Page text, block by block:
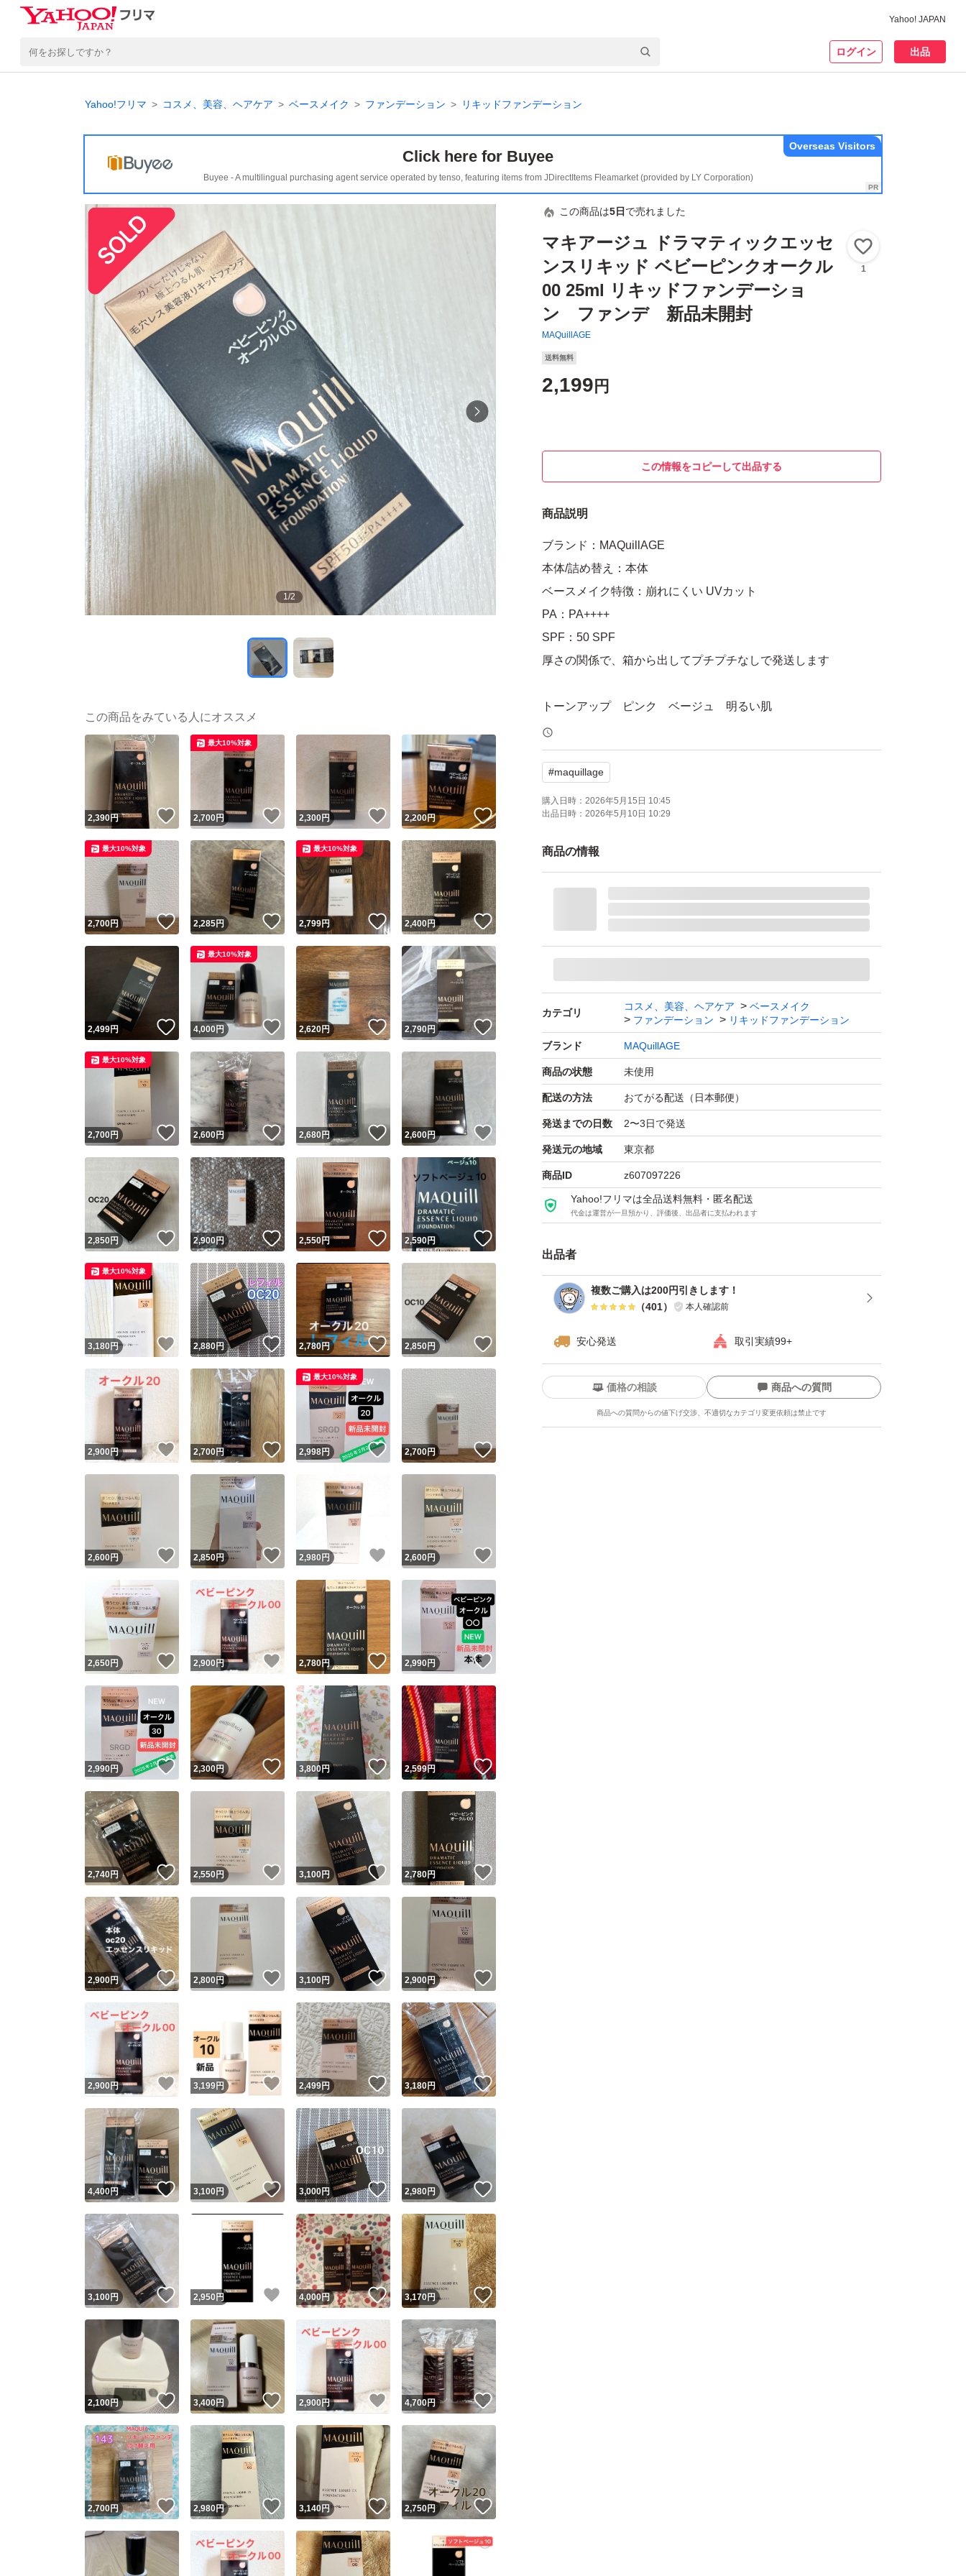
Yahoo! JAPAN
ログイン 出品
Yahoo!フリマ コスメ、美容、ヘアケア ベースメイク ファンデーション リキッドファンデーション
Click here for Buyee
Buyee - A multilingual purchasing agent service operated by tenso, featuring items from JDirectItems Fleamarket (provided by LY Corporation)
Overseas Visitors
1/2
この商品は5日 で売れました
マキアージュ ドラマティックエッセ
ンスリキッド ベビーピンクオークル
00 25ml リキッドファンデーショ
ン ファンデ 新品未開封
MAQuillAGE
1
送料無料
2,199 円
この情報をコピーして出品する
商品説明
ブランド：MAQuillAGE
本体/詰め替え：本体
ベースメイク特徴：崩れにくい UVカット
PA：PA++++
SPF：50 SPF
厚さの関係で、箱から出してプチプチなしで発送します
トーンアップ ピンク ベージュ 明るい肌
#maquillage
購入日時： 2026年5月15日 10:45
出品日時： 2026年5月10日 10:29
商品の情報
カテゴリ
コスメ、美容、ヘアケア
ベースメイク
ファンデーション
リキッドファンデーション
ブランド MAQuillAGE
商品の状態 未使用
配送の方法 おてがる配送（日本郵便）
発送までの日数 2〜3日で発送
発送元の地域 東京都
商品ID z607097226
Yahoo!フリマは全品送料無料・匿名配送
代金は運営が一旦預かり、評価後、出品者に支払われます
出品者
複数ご購入は200円引きします！
（401） 本人確認前
安心発送 取引実績99+
ユーザーの実績について
Yahoo!フリマが定めた一定の基準を満たしたユーザーにバッジを付与しています
安心取引出品者
安心取引出品者 Yahoo!フリマの基準をクリアした安心・安全なユーザーです
取引実績
取引実績◯+ このユーザーはYahoo!フリマの取引を完了させた実績があります
他フリマ実績◯+ このユーザーは他フリマサービスでの取引実績があります
スピード&安心発送
※このバッジは実績に基づく表示であり、発送を保証しているものではありません
スピード＆安心発送
このユーザーは高頻度で24時間以内＆設定した発送日数内に発送してい
ます
スピード発送 このユーザーは高頻度で24時間以内に発送しています
安心発送 このユーザーは設定した発送日数内に発送しています
価格の相談 商品への質問
商品への質問からの値下げ交渉、不適切なカテゴリ変更依頼は禁止です
この商品の情報をコピーします
商品画像の 無断転載は禁止されています
コピーは1商品につき1回です
出品ページへ
キャンセル
この商品をみている人にオススメ
2,390円 いいね！
2,700円 いいね！
最大10%対象
2,300円 いいね！
2,200円 いいね！
2,700円 いいね！
最大10%対象
2,285円 いいね！
2,799円 いいね！
最大10%対象
2,400円 いいね！
2,499円 いいね！
4,000円 いいね！
最大10%対象
2,620円 いいね！
2,790円
2,700円 いいね！
最大10%対象
2,600円 いいね！
2,680円 いいね！
2,600円
2,850円 いいね！
2,900円 いいね！
2,550円 いいね！
2,590円
3,180 円 いいね！
最大10%対象
2,880円 いいね！
2,780円 いいね！
2,850円
2,900円 いいね！
2,700円 いいね！
2,998円 いいね！
最大10%対象
2,700円 いいね！
2,600円 いいね！
2,850円 いいね！
2,980 円 いいね！
2,600円
2,650円 いいね！
2,900円 いいね！
2,780円 いいね！
2,990円
2,990円 いいね！
2,300円 いいね！
3,800円 いいね！
2,599円
2,740円 いいね！
2,550円 いいね！
3,100円 いいね！
2,780円 いいね！
2,900円 いいね！
2,800円 いいね！
3,100円 いいね！
2,900円
2,900円 いいね！
3,199円 いいね！
2,499円 いいね！
3,180円 いいね！
4,400円 いいね！
3,100円 いいね！
3,000円 いいね！
2,980円
3,100円 いいね！
2,950 円 いいね！
4,000円 いいね！
3,170円 いいね！
2,100円 いいね！
3,400円 いいね！
2,900円 いいね！
4,700円 いいね！
2,700円 いいね！
2,980円 いいね！
3,140円 いいね！
2,750円 いいね！